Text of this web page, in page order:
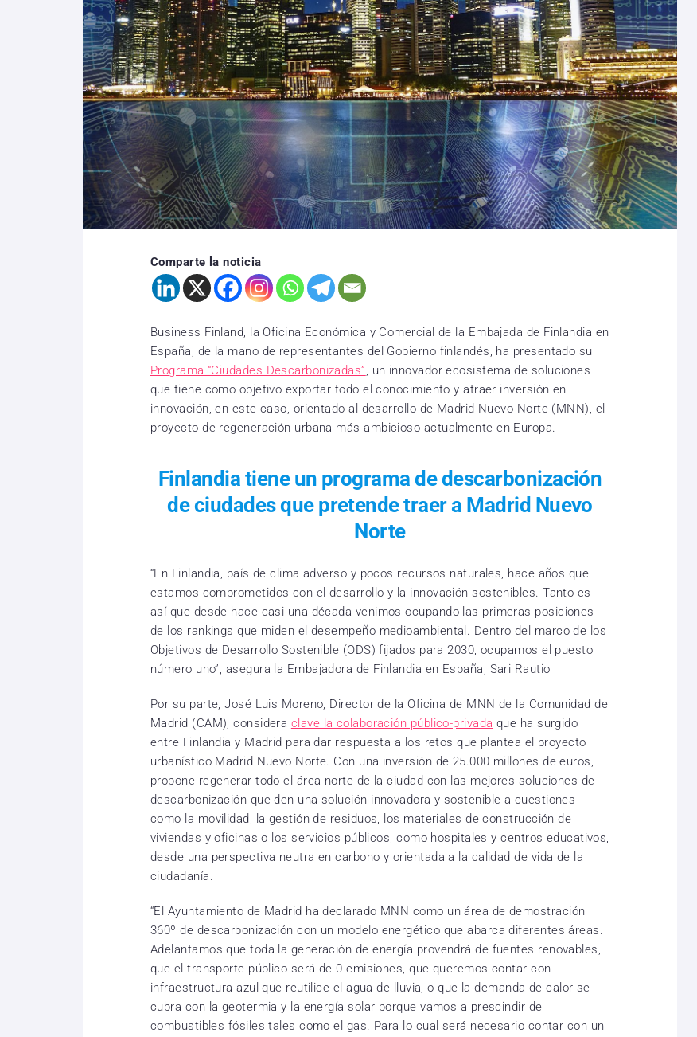
Comparte la noticia
Business Finland, la Oficina Económica y Comercial de la Embajada de Finlandia en
España, de la mano de representantes del Gobierno finlandés, ha presentado su
Programa “Ciudades Descarbonizadas” , un innovador ecosistema de soluciones
que tiene como objetivo exportar todo el conocimiento y atraer inversión en
innovación, en este caso, orientado al desarrollo de Madrid Nuevo Norte (MNN), el
proyecto de regeneración urbana más ambicioso actualmente en Europa.
Finlandia tiene un programa de descarbonización
de ciudades que pretende traer a Madrid Nuevo
Norte
“En Finlandia, país de clima adverso y pocos recursos naturales, hace años que
estamos comprometidos con el desarrollo y la innovación sostenibles. Tanto es
así que desde hace casi una década venimos ocupando las primeras posiciones
de los rankings que miden el desempeño medioambiental. Dentro del marco de los
Objetivos de Desarrollo Sostenible (ODS) fijados para 2030, ocupamos el puesto
número uno”, asegura la Embajadora de Finlandia en España, Sari Rautio
Por su parte, José Luis Moreno, Director de la Oficina de MNN de la Comunidad de
Madrid (CAM), considera clave la colaboración público-privada que ha surgido
entre Finlandia y Madrid para dar respuesta a los retos que plantea el proyecto
urbanístico Madrid Nuevo Norte. Con una inversión de 25.000 millones de euros,
propone regenerar todo el área norte de la ciudad con las mejores soluciones de
descarbonización que den una solución innovadora y sostenible a cuestiones
como la movilidad, la gestión de residuos, los materiales de construcción de
viviendas y oficinas o los servicios públicos, como hospitales y centros educativos,
desde una perspectiva neutra en carbono y orientada a la calidad de vida de la
ciudadanía.
“El Ayuntamiento de Madrid ha declarado MNN como un área de demostración
360º de descarbonización con un modelo energético que abarca diferentes áreas.
Adelantamos que toda la generación de energía provendrá de fuentes renovables,
que el transporte público será de 0 emisiones, que queremos contar con
infraestructura azul que reutilice el agua de lluvia, o que la demanda de calor se
cubra con la geotermia y la energía solar porque vamos a prescindir de
combustibles fósiles tales como el gas. Para lo cual será necesario contar con un